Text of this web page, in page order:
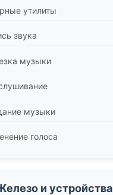
утилиты
звука
музыки
музыки
голоса
и устройства